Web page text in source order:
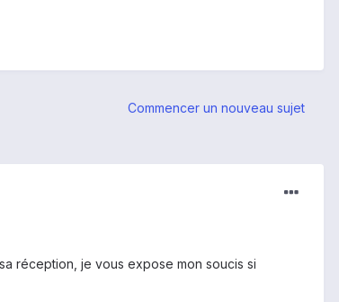
Commencer un nouveau sujet
réception, je vous expose mon soucis si